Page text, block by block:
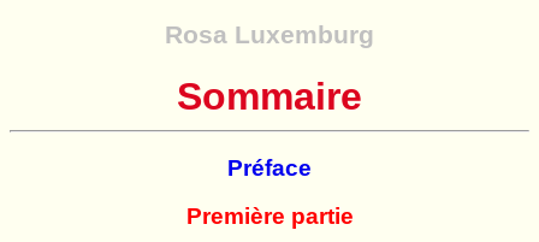
Rosa Luxemburg
Sommaire
Préface
Première partie